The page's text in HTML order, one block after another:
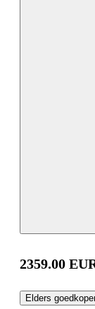
2359.00
Elders